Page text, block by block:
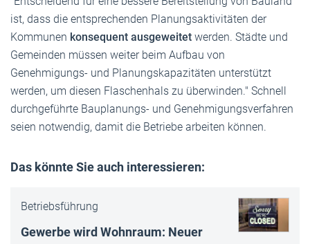
ist, dass die entsprechenden Planungsaktivitäten der
Kommunen konsequent ausgeweitet werden. Städte und
Gemeinden müssen weiter beim Aufbau von
Genehmigungs- und Planungskapazitäten unterstützt
werden, um diesen Flaschenhals zu überwinden." Schnell
durchgeführte Bauplanungs- und Genehmigungsverfahren
seien notwendig, damit die Betriebe arbeiten können.
Das könnte Sie auch interessieren:
Betriebsführung
Gewerbe wird Wohnraum: Neuer